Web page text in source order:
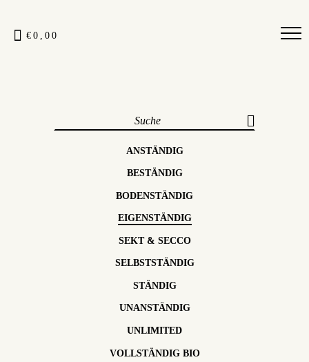
€0,00
ANSTÄNDIG
BESTÄNDIG
BODENSTÄNDIG
EIGENSTÄNDIG
SEKT & SECCO
SELBSTSTÄNDIG
STÄNDIG
UNANSTÄNDIG
UNLIMITED
VOLLSTÄNDIG BIO